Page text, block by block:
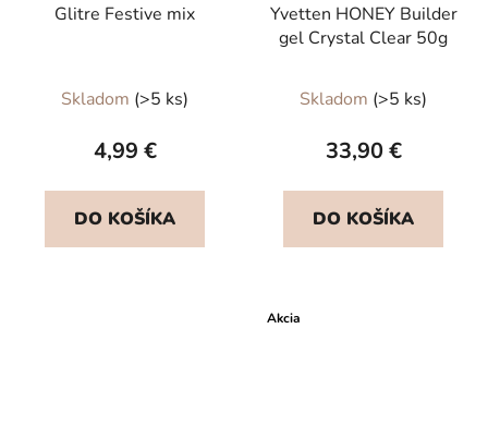
Glitre Festive mix
Skladom (>5 ks)
4,99 €
DO KOŠÍKA
Yvetten HONEY Builder
gel Crystal Clear 50g
hodnotenie
produktu
5,0
z
Skladom (>5 ks)
33,90 €
DO KOŠÍKA
Akcia